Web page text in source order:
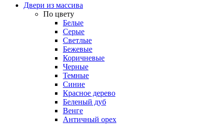
Двери из массива
По цвету
Белые
Серые
Светлые
Бежевые
Коричневые
Черные
Темные
Синие
Красное дерево
Беленый дуб
Венге
Античный орех